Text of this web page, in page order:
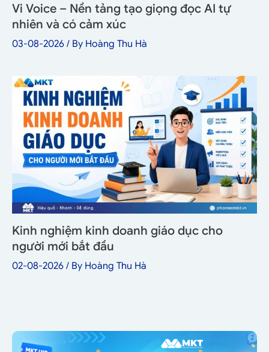
Vi Voice – Nền tảng tạo giọng đọc AI tự
nhiên và có cảm xúc
03-08-2026 / By Hoàng Thu Hà
Kinh nghiệm kinh doanh giáo dục cho
người mới bắt đầu
02-08-2026 / By Hoàng Thu Hà